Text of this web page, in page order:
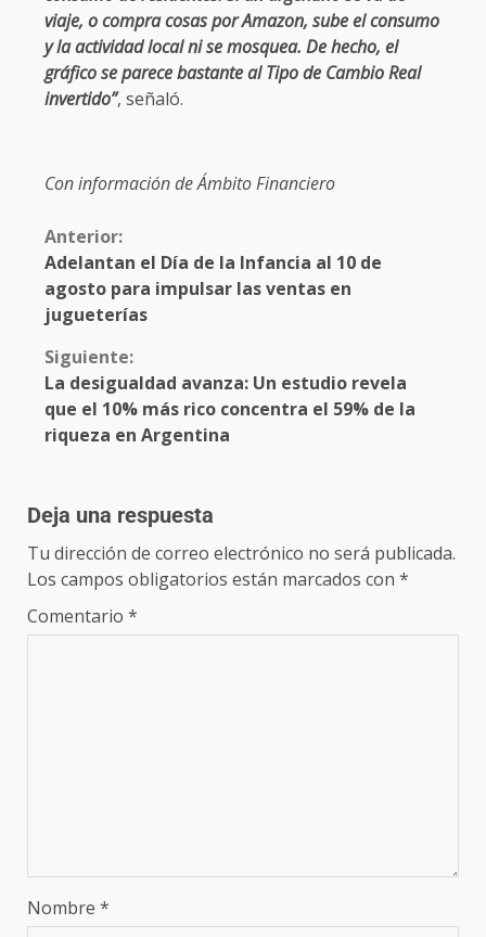
viaje, o compra cosas por Amazon, sube el consumo
y la actividad local ni se mosquea. De hecho, el
gráfico se parece bastante al Tipo de Cambio Real
invertido”, señaló.
Con información de Ámbito Financiero
Anterior:
Adelantan el Día de la Infancia al 10 de
agosto para impulsar las ventas en
jugueterías
Siguiente:
La desigualdad avanza: Un estudio revela
que el 10% más rico concentra el 59% de la
riqueza en Argentina
Deja una respuesta
Tu dirección de correo electrónico no será publicada.
Los campos obligatorios están marcados con *
Comentario *
Nombre *